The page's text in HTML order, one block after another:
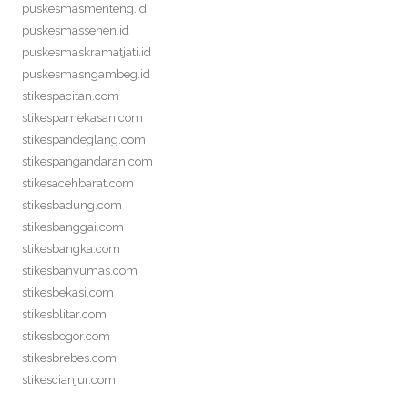
puskesmasmenteng.id
puskesmassenen.id
puskesmaskramatjati.id
puskesmasngambeg.id
stikespacitan.com
stikespamekasan.com
stikespandeglang.com
stikespangandaran.com
stikesacehbarat.com
stikesbadung.com
stikesbanggai.com
stikesbangka.com
stikesbanyumas.com
stikesbekasi.com
stikesblitar.com
stikesbogor.com
stikesbrebes.com
stikescianjur.com